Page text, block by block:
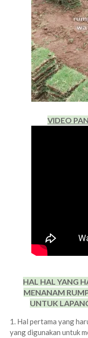
VIDEO
HAL HAL YANG
MENANAM
UNTUK
1. Hal pertama yang
yang digunakan untuk